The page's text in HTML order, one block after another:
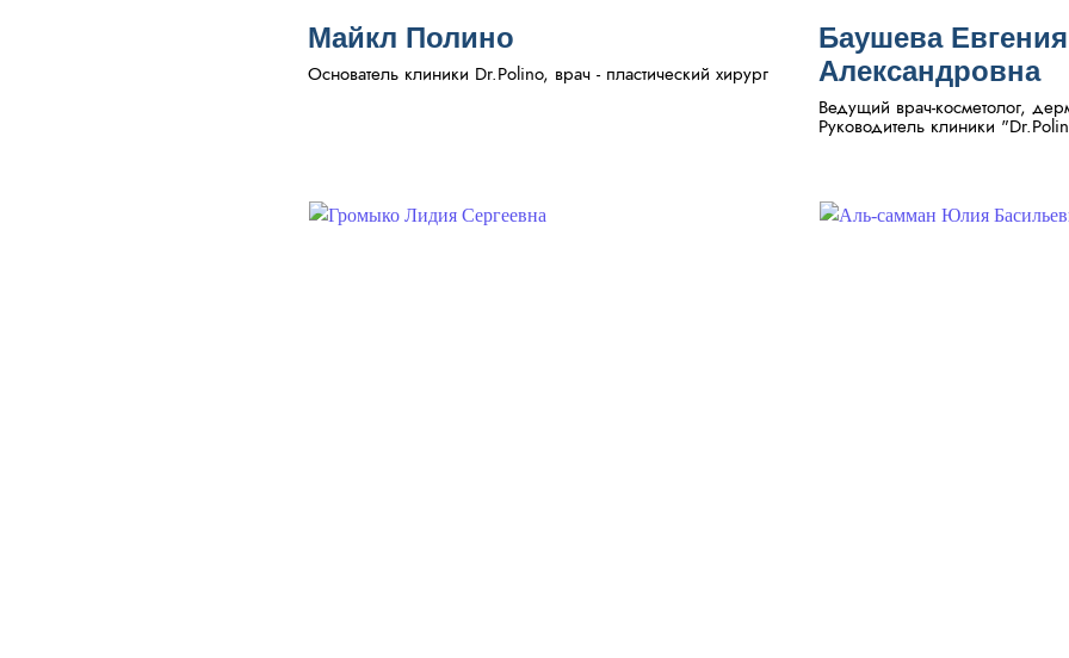
Майкл Полино
Основатель клиники Dr.Polino, врач - пластический хирург
Баушева Евгения
Александровна
Ведущий врач-косметолог,
Руководитель клиники